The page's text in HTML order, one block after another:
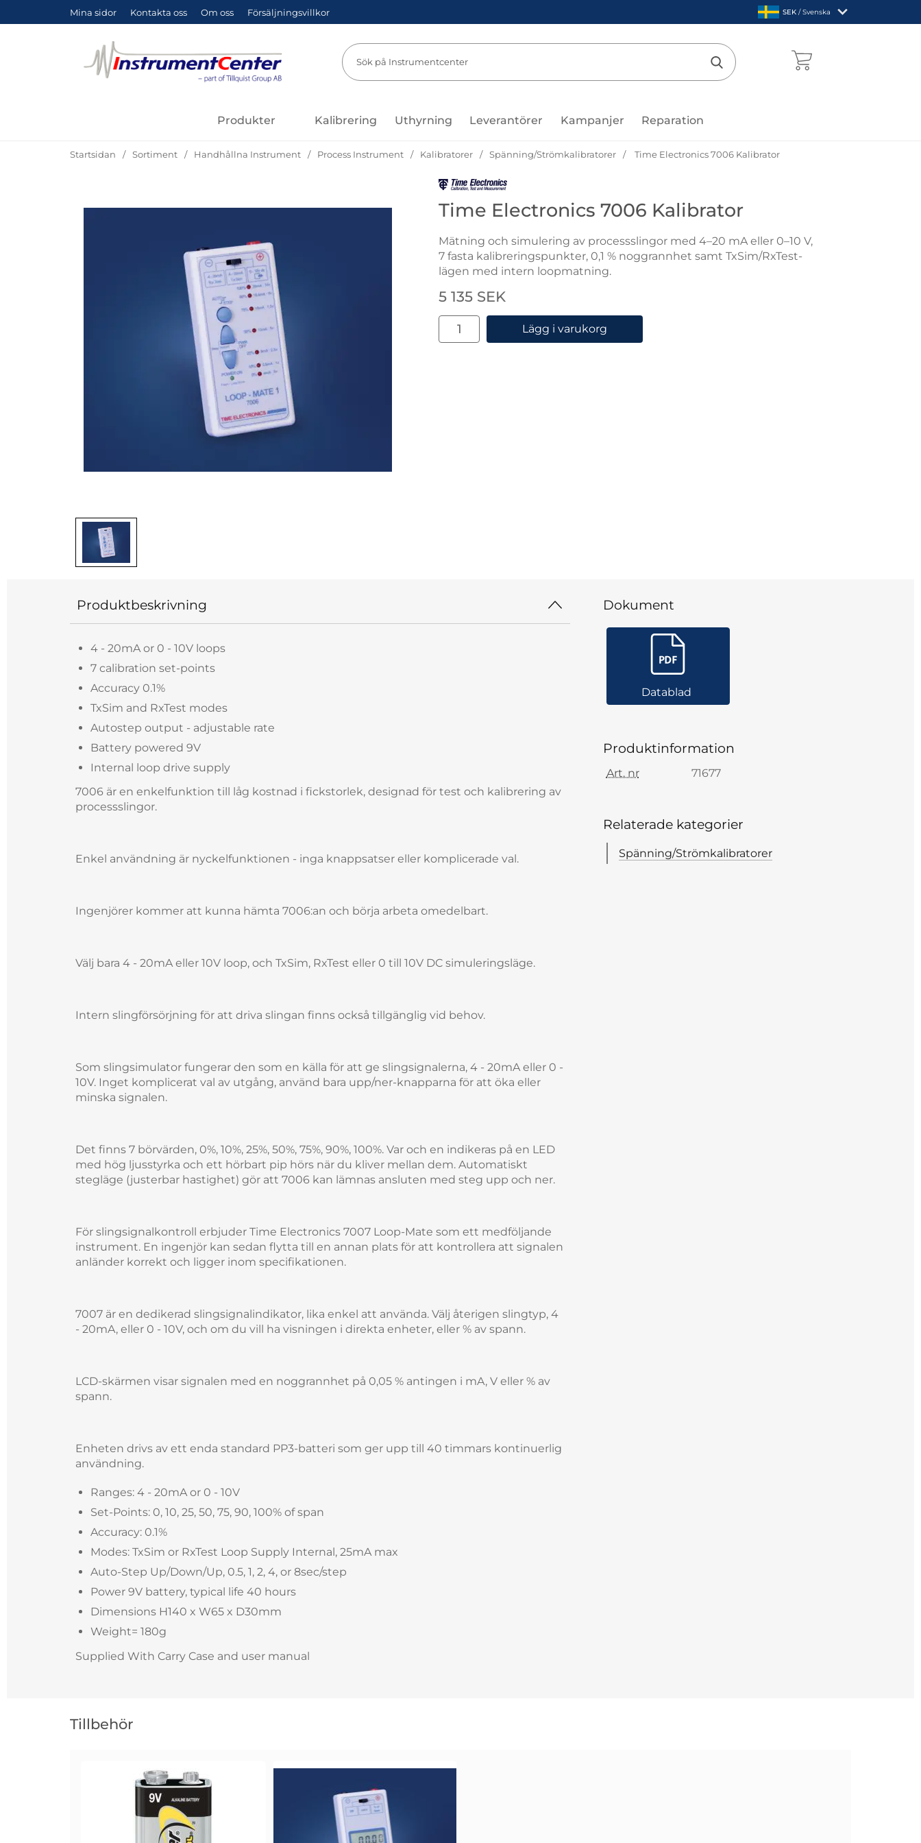
Mina sidor Kontakta oss Om oss Försäljningsvillkor Sverige
,SEK / Svenska
Sök
Genomför sökning
Produkter Kalibrering Uthyrning Leverantörer Kampanjer Reparation
Startsidan Sortiment Handhållna Instrument Process Instrument Kalibratorer Spänning/Strömkalibratorer Time Electronics 7006 Kalibrator
Gå till varumärkessidan för Time Electronics
Time Electronics 7006 Kalibrator
Mätning och simulering av processslingor med 4–20 mA eller 0–10 V,
7 fasta kalibreringspunkter, 0,1 % noggrannhet samt TxSim/RxTest-
lägen med intern loopmatning.
Handla denna produkt Time Electronics 7006 Kalibrator
pris
5 135 SEK
antal
Lägg i varukorg
Produktbeskrivning
4 - 20mA or 0 - 10V loops
7 calibration set-points
Accuracy 0.1%
TxSim and RxTest modes
Autostep output - adjustable rate
Battery powered 9V
Internal loop drive supply
7006 är en enkelfunktion till låg kostnad i fickstorlek, designad för test och kalibrering av
processslingor.
Enkel användning är nyckelfunktionen - inga knappsatser eller komplicerade val.
Ingenjörer kommer att kunna hämta 7006:an och börja arbeta omedelbart.
Välj bara 4 - 20mA eller 10V loop, och TxSim, RxTest eller 0 till 10V DC simuleringsläge.
Intern slingförsörjning för att driva slingan finns också tillgänglig vid behov.
Som slingsimulator fungerar den som en källa för att ge slingsignalerna, 4 - 20mA eller 0 -
10V. Inget komplicerat val av utgång, använd bara upp/ner-knapparna för att öka eller
minska signalen.
Det finns 7 börvärden, 0%, 10%, 25%, 50%, 75%, 90%, 100%. Var och en indikeras på en LED
med hög ljusstyrka och ett hörbart pip hörs när du kliver mellan dem. Automatiskt
stegläge (justerbar hastighet) gör att 7006 kan lämnas ansluten med steg upp och ner.
För slingsignalkontroll erbjuder Time Electronics 7007 Loop-Mate som ett medföljande
instrument. En ingenjör kan sedan flytta till en annan plats för att kontrollera att signalen
anländer korrekt och ligger inom specifikationen.
7007 är en dedikerad slingsignalindikator, lika enkel att använda. Välj återigen slingtyp, 4
- 20mA, eller 0 - 10V, och om du vill ha visningen i direkta enheter, eller % av spann.
LCD-skärmen visar signalen med en noggrannhet på 0,05 % antingen i mA, V eller % av
spann.
Enheten drivs av ett enda standard PP3-batteri som ger upp till 40 timmars kontinuerlig
användning.
Ranges: 4 - 20mA or 0 - 10V
Set-Points: 0, 10, 25, 50, 75, 90, 100% of span
Accuracy: 0.1%
Modes: TxSim or RxTest Loop Supply Internal, 25mA max
Auto-Step Up/Down/Up, 0.5, 1, 2, 4, or 8sec/step
Power 9V battery, typical life 40 hours
Dimensions H140 x W65 x D30mm
Weight= 180g
Supplied With Carry Case and user manual
Dokument
Datablad
Produktinformation
Art. nr 71677
Relaterade kategorier
Spänning/Strömkalibratorer
Tillbehör